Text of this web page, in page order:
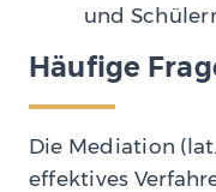
und
Häufige
Die Mediation
effektives